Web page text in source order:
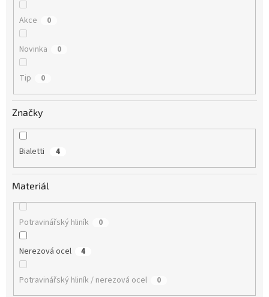
Akce 0
Novinka 0
Tip 0
Značky
Bialetti 4
Materiál
Potravinářský hliník 0
Nerezová ocel 4
Potravinářský hliník / nerezová ocel 0